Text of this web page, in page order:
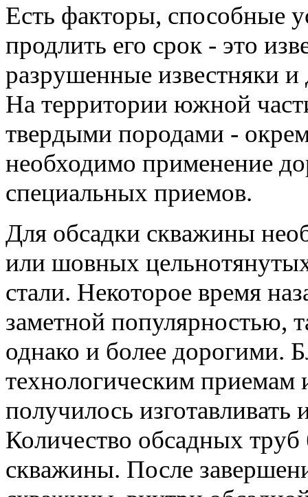
Есть факторы, способные
продлить его срок - это
разрушенные известняки и
На территории южной
твердыми породами -
необходимо применение
специальных приемов.
Для обсадки скважины
или шовных
стали. Некоторое время
заметной популярностью,
однако и более дорогими.
технологическим
получилось
Количество обсадных труб
скважины. После